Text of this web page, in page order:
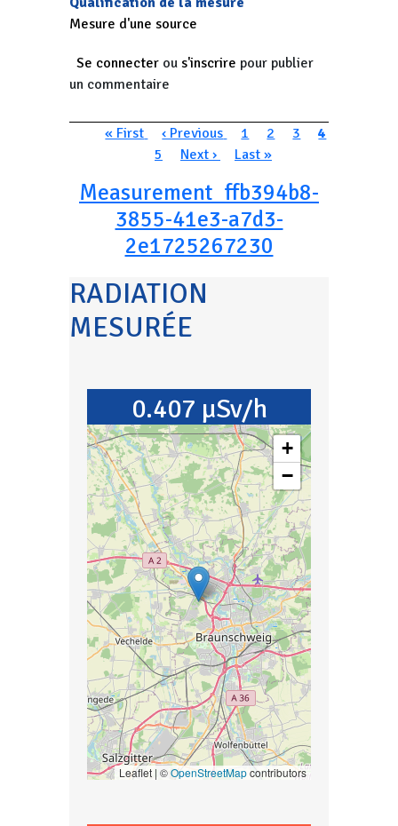
Mesure d'une source
Se connecter ou s'inscrire pour publier
un commentaire
Pagination
Première page
« First Page précédente
‹ Previous Page
1 Page
2 Page
3 Page
4
Page
5 Page suivante
Next › Dernière page
Last »
Measurement_ffb394b8-
3855-41e3-a7d3-
2e1725267230
RADIATION
MESURÉE
0.407 µSv/h
+
−
Leaflet | ©OpenStreetMapcontributors